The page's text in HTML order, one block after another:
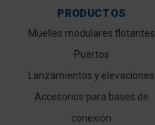
PRODUCTOS
Muelles modulares flotantes
Puertos
Lanzamientos y elevaciones
Accesorios para bases de
conexión